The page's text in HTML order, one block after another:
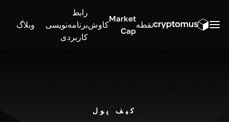
نقطه
Market
Cap
کاوش
رابط
برنامه‌نویسی
کاربردی
وبلاگ
کیف پول